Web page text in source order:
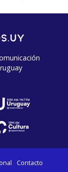
Contacto